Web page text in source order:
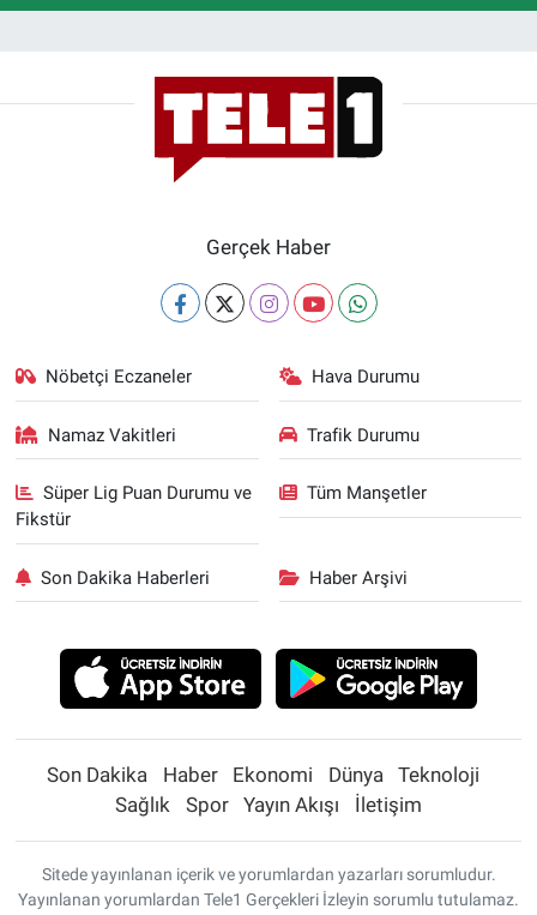
Gerçek Haber
Nöbetçi Eczaneler Hava Durumu
Namaz Vakitleri Trafik Durumu
Süper Lig Puan Durumu ve
Fikstür
Tüm Manşetler
Son Dakika Haberleri Haber Arşivi
Son Dakika Haber Ekonomi Dünya
Teknoloji
Sağlık
Spor Yayın Akışı İletişim
Sitede yayınlanan içerik ve yorumlardan yazarları sorumludur.
Yayınlanan yorumlardan Tele1 Gerçekleri İzleyin sorumlu tutulamaz.